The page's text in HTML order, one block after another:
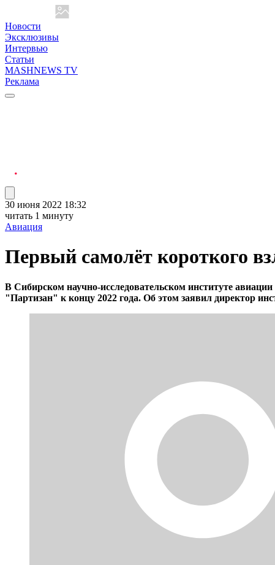
Новости
Эксклюзивы
Интервью
Статьи
MASHNEWS TV
Реклама
30 июня 2022 18:32
читать 1 минуту
Авиация
Первый самолёт короткого
В Сибирском научно-исследовательском институте
"Партизан" к концу 2022 года. Об этом заявил директор